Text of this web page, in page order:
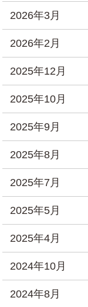
2026年3月
2026年2月
2025年12月
2025年10月
2025年9月
2025年8月
2025年7月
2025年5月
2025年4月
2024年10月
2024年8月